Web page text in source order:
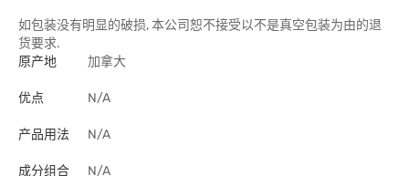
如包装没有明显的破损, 本公司恕不接受以不是真空包装为由的退
货要求.
原产地
加拿大
优点 N/A
产品用法 N/A
成分组合 N/A